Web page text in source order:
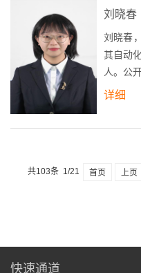
省级大
项，实
论文5
设计大...
刘晓春
刘晓春
其自动
人。公
2部；近
赛二等
详细
共103条 1/21 首页 上页
快速通道